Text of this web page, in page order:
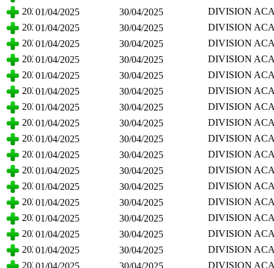
CIENCIAS
202501/04/2025 30/04/2025
DIVISION
CIENCIAS
202501/04/2025 30/04/2025
DIVISION
CIENCIAS
202501/04/2025 30/04/2025
DIVISION
CIENCIAS
202501/04/2025 30/04/2025
DIVISION
CIENCIAS
202501/04/2025 30/04/2025
DIVISION
CIENCIAS
202501/04/2025 30/04/2025
DIVISION
CIENCIAS
202501/04/2025 30/04/2025
DIVISION
CIENCIAS
202501/04/2025 30/04/2025
DIVISION
CIENCIAS
202501/04/2025 30/04/2025
DIVISION
CIENCIAS
202501/04/2025 30/04/2025
DIVISION
CIENCIAS
202501/04/2025 30/04/2025
DIVISION
CIENCIAS
202501/04/2025 30/04/2025
DIVISION
CIENCIAS
202501/04/2025 30/04/2025
DIVISION
CIENCIAS
202501/04/2025 30/04/2025
DIVISION
CIENCIAS
202501/04/2025 30/04/2025
DIVISION
CIENCIAS
202501/04/2025 30/04/2025
DIVISION
CIENCIAS
202501/04/2025 30/04/2025
DIVISION